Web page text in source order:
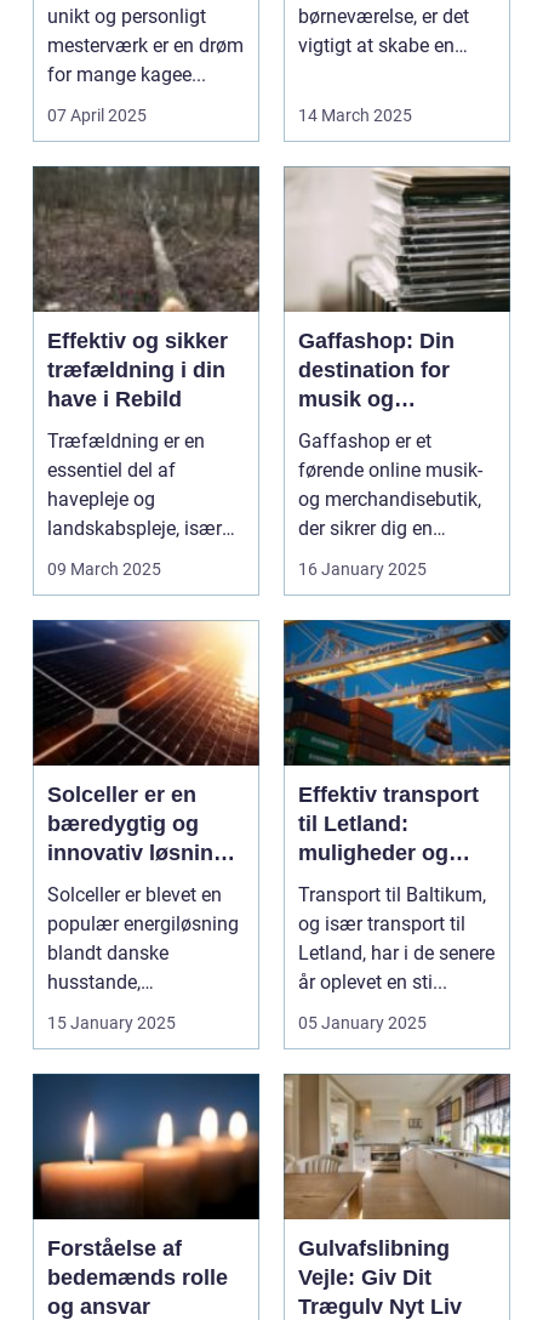
unikt og personligt
mesterværk er en drøm
for mange kagee...
07 April 2025
børneværelse, er det
vigtigt at skabe en
14 March 2025
Effektiv og sikker
træfældning i din
have i Rebild
Træfældning er en
essentiel del af
havepleje og
landskabspleje, især
når tr&...
09 March 2025
Gaffashop: Din
destination for
musik og
merchandise
Gaffashop er et
førende online musik-
og merchandisebutik,
der sikrer dig en
personlig og uni...
16 January 2025
Solceller er en
bæredygtig og
innovativ løsning
til produktion af
elektricitet ved
hjælp af solens
energi
Solceller er blevet en
populær energiløsning
blandt danske
husstande,
virksomheder og l...
15 January 2025
Effektiv transport
til Letland:
muligheder og
løsninger
Transport til Baltikum,
og især transport til
Letland, har i de senere
år oplevet en sti...
05 January 2025
Forståelse af
bedemænds rolle
og ansvar
Gulvafslibning
Vejle: Giv Dit
Trægulv Nyt Liv